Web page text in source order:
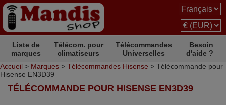
Liste de
marques
Télécom. pour
climatiseurs
Télécommandes
Universelles
Besoin
d'aide ?
Accueil > Marques > Télécommandes Hisense > Télécommande pour
Hisense EN3D39
TÉLÉCOMMANDE POUR HISENSE EN3D39